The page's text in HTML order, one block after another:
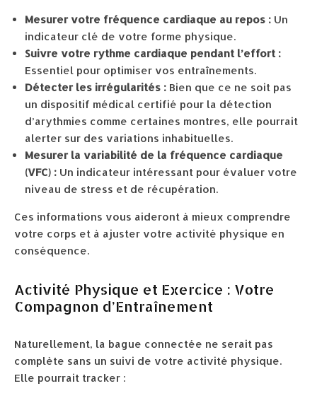
Mesurer votre fréquence cardiaque au repos : Un
indicateur clé de votre forme physique.
Suivre votre rythme cardiaque pendant l’effort :
Essentiel pour optimiser vos entraînements.
Détecter les irrégularités : Bien que ce ne soit pas
un dispositif médical certifié pour la détection
d’arythmies comme certaines montres, elle pourrait
alerter sur des variations inhabituelles.
Mesurer la variabilité de la fréquence cardiaque
(VFC) : Un indicateur intéressant pour évaluer votre
niveau de stress et de récupération.
Ces informations vous aideront à mieux comprendre
votre corps et à ajuster votre activité physique en
conséquence.
Activité Physique et Exercice : Votre
Compagnon d’Entraînement
Naturellement, la bague connectée ne serait pas
complète sans un suivi de votre activité physique.
Elle pourrait tracker :